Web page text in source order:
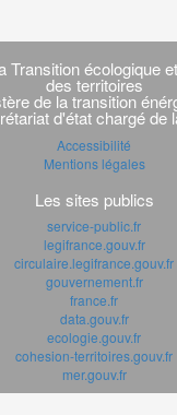
Transition écologique
des territoires
de la transition
d'état chargé de
Accessibilité
Mentions légales
Les sites publics
service-public.fr
legifrance.gouv.fr
circulaire.legifrance.gouv.fr
gouvernement.fr
france.fr
data.gouv.fr
ecologie.gouv.fr
cohesion-territoires.gouv.fr
mer.gouv.fr